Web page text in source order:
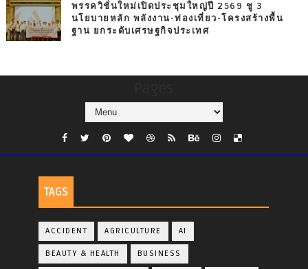
พรรควิชั่นใหม่เปิดประชุมใหญ่ปี 2569 ชู 3
นโยบายหลัก พลังงาน-ท่องเที่ยว-โครงสร้างพื้น
ฐาน ยกระดับเศรษฐกิจประเทศ
TAGS
ACCIDENT AGRICULTURE AI
BEAUTY & HEALTH BUSINESS